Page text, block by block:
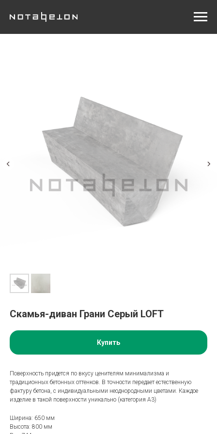
Скамья-диван Грани Серый LOFT
Купить
Поверхность придется по вкусу ценителям минимализма и
традиционных бетонных оттенков. В точности передает естественную
фактуру бетона, с индивидуальными неоднородными цветами. Каждое
изделие в такой поверхности уникально (категория A3)
Ширина: 650 мм
Высота: 800 мм